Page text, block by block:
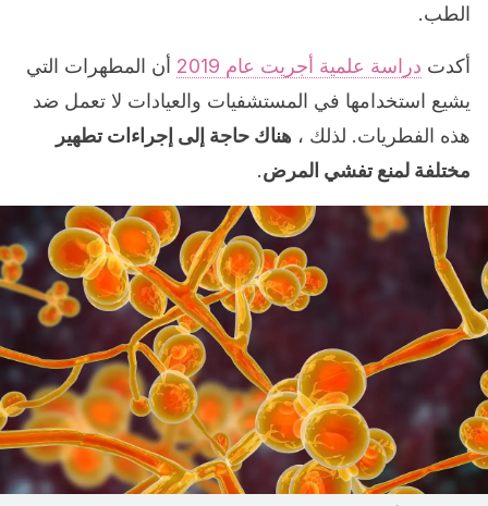
الطب.
أكدت دراسة علمية أجريت عام 2019
أن المطهرات التي
يشيع استخدامها في المستشفيات والعيادات لا تعمل ضد
هذه الفطريات. لذلك ، هناك حاجة إلى إجراءات تطهير
مختلفة لمنع تفشي المرض.